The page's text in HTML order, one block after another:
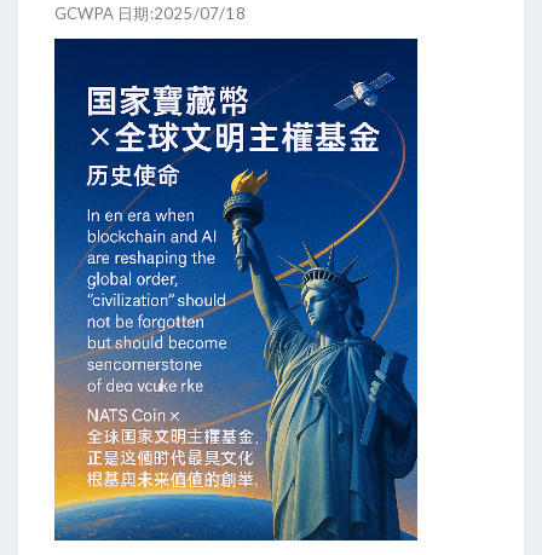
GCWPA 日期:2025/07/18